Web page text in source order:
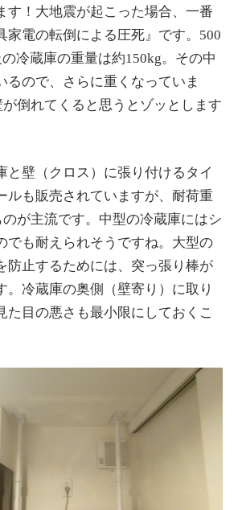
す！大地震が起こった場合、一番
家電の転倒による圧死』です。500
冷蔵庫の重量は約150kg。その中
るので、さらに重くなっていま
倒れてくると思うとゾッとします
と壁（クロス）に張り付けるタイ
ルも販売されていますが、耐荷重
が主流です。中型の冷蔵庫にはシ
でも耐えられそうですね。大型の
防止するためには、突っ張り棒が
。冷蔵庫の奥側（壁寄り）に取り
た目の悪さも最小限にしておくこ